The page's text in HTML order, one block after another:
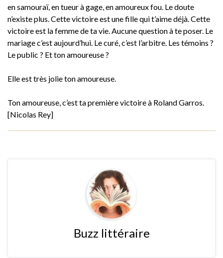
en samouraï, en tueur à gage, en amoureux fou. Le doute
n’existe plus. Cette victoire est une fille qui t’aime déjà. Cette
victoire est la femme de ta vie. Aucune question à te poser. Le
mariage c’est aujourd’hui. Le curé, c’est l’arbitre. Les témoins ?
Le public ? Et ton amoureuse ?
Elle est très jolie ton amoureuse.
Ton amoureuse, c’est ta première victoire à Roland Garros.
[Nicolas Rey]
Buzz littéraire